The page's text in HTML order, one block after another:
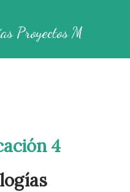
Proyectos M
4